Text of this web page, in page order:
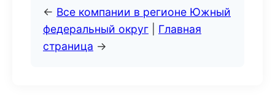
← Все компании в регионе Южный
федеральный округ
Главная
страница →